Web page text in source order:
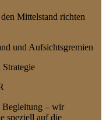
Mittelstand richten
und Aufsichtsgremien
Begleitung – wir
speziell auf die